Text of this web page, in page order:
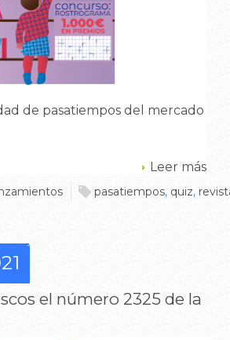
de pasatiempos del mercado
Leer más
pasatiempos, quiz,
el número 2325 de la